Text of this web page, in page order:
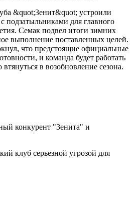
&quot;Зенит&quot; устроили
подзатыльниками для главного
Семак подвел итоги зимних
выполнение поставленных целей.
что предстоящие официальные
и команда будет работать
в возобновление сезона.
конкурент "Зенита" и
клуб серьезной угрозой для